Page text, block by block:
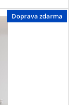
Doprava zdarma